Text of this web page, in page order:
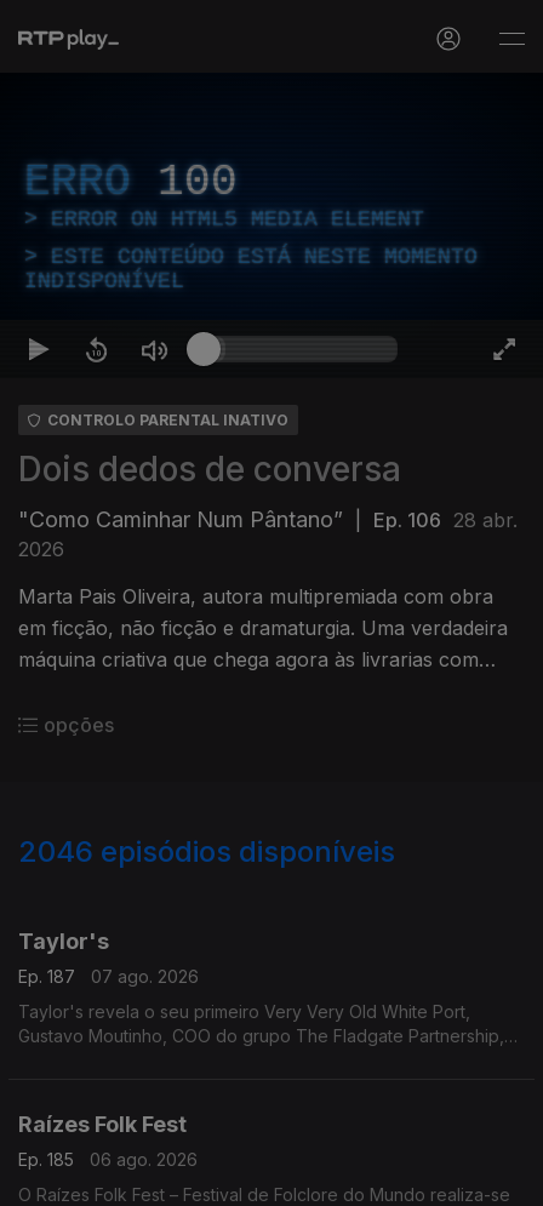
ERRO 100
ERROR ON HTML5 MEDIA ELEMENT
ESTE CONTEÚDO ESTÁ NESTE MOMENTO
INDISPONÍVEL
CONTROLO PARENTAL INATIVO
Dois dedos de conversa
"Como Caminhar Num Pântano” Ep. 106 28 abr.
2026
Marta Pais Oliveira, autora multipremiada com obra
em ficção, não ficção e dramaturgia. Uma verdadeira
máquina criativa que chega agora às livrarias com
opções
2046 episódios disponíveis
Taylor's
Ep. 187
07 ago. 2026
Taylor's revela o seu primeiro Very Very Old White Port,
Gustavo Moutinho, COO do grupo The Fladgate Partnership,
Raízes Folk Fest
Ep. 185
06 ago. 2026
O Raízes Folk Fest – Festival de Folclore do Mundo realiza-se